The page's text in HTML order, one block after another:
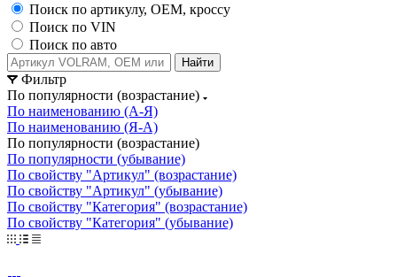
Поиск по артикулу, OEM, кроссу
Поиск по VIN
Поиск по авто
Найти
Фильтр
По популярности (возрастание)
По наименованию (А-Я)
По наименованию (Я-А)
По популярности (возрастание)
По популярности (убывание)
По свойству "Артикул" (возрастание)
По свойству "Артикул" (убывание)
По свойству "Категория" (возрастание)
По свойству "Категория" (убывание)